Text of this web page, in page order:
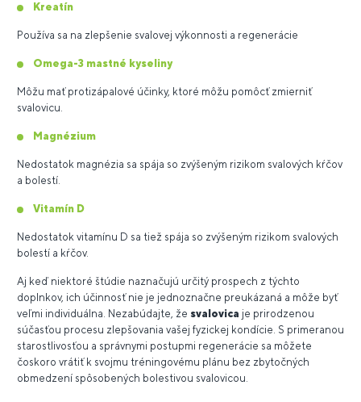
Kreatín
Používa sa na zlepšenie svalovej výkonnosti a regenerácie
Omega-3 mastné kyseliny
Môžu mať protizápalové účinky, ktoré môžu pomôcť zmierniť
svalovicu.
Magnézium
Nedostatok magnézia sa spája so zvýšeným rizikom svalových kŕčov
a bolestí.
Vitamín D
Nedostatok vitamínu D sa tiež spája so zvýšeným rizikom svalových
bolestí a kŕčov.
Aj keď niektoré štúdie naznačujú určitý prospech z týchto
doplnkov, ich účinnosť nie je jednoznačne preukázaná a môže byť
veľmi individuálna. Nezabúdajte, že svalovica je prirodzenou
súčasťou procesu zlepšovania vašej fyzickej kondície. S primeranou
starostlivosťou a správnymi postupmi regenerácie sa môžete
čoskoro vrátiť k svojmu tréningovému plánu bez zbytočných
obmedzení spôsobených bolestivou svalovicou.